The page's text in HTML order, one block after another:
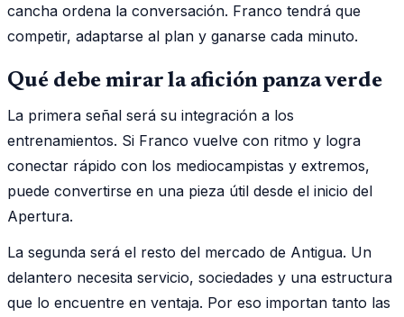
cancha ordena la conversación. Franco tendrá que
competir, adaptarse al plan y ganarse cada minuto.
Qué debe mirar la afición panza verde
La primera señal será su integración a los
entrenamientos. Si Franco vuelve con ritmo y logra
conectar rápido con los mediocampistas y extremos,
puede convertirse en una pieza útil desde el inicio del
Apertura.
La segunda será el resto del mercado de Antigua. Un
delantero necesita servicio, sociedades y una estructura
que lo encuentre en ventaja. Por eso importan tanto las